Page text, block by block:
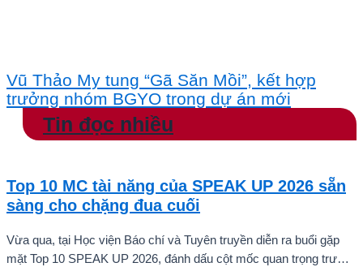
Vũ Thảo My tung “Gã Săn Mồi”, kết hợp
trưởng nhóm BGYO trong dự án mới
Tin đọc nhiều
Top 10 MC tài năng của SPEAK UP 2026 sẵn
sàng cho chặng đua cuối
Vừa qua, tại Học viện Báo chí và Tuyên truyền diễn ra buổi gặp
mặt Top 10 SPEAK UP 2026, đánh dấu cột mốc quan trọng trước